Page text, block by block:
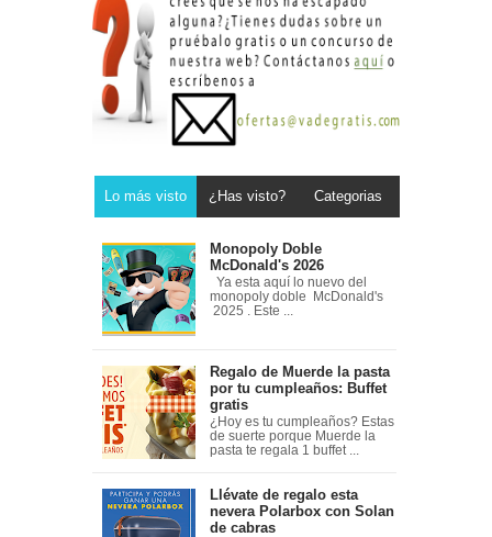
Lo más visto ¿Has visto? Categorias
Monopoly Doble
McDonald's 2026
Ya esta aquí lo nuevo del
monopoly doble McDonald's
2025 . Este ...
Regalo de Muerde la pasta
por tu cumpleaños: Buffet
gratis
¿Hoy es tu cumpleaños? Estas
de suerte porque Muerde la
pasta te regala 1 buffet ...
Llévate de regalo esta
nevera Polarbox con Solan
de cabras